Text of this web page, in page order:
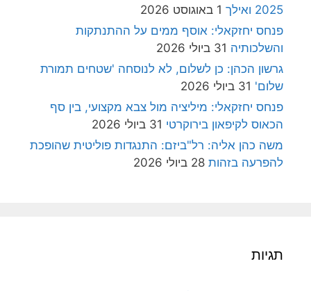
2025 ואילך
1 באוגוסט 2026
פנחס יחזקאלי: אוסף ממים על ההתנתקות
והשלכותיה 31 ביולי 2026
גרשון הכהן: כן לשלום, לא לנוסחה 'שטחים תמורת
שלום' 31 ביולי 2026
פנחס יחזקאלי: מיליציה מול צבא מקצועי, בין סף
הכאוס לקיפאון בירוקרטי 31 ביולי 2026
משה כהן אליה: רל"ביזם: התנגדות פוליטית שהופכת
להפרעה בזהות 28 ביולי 2026
תגיות